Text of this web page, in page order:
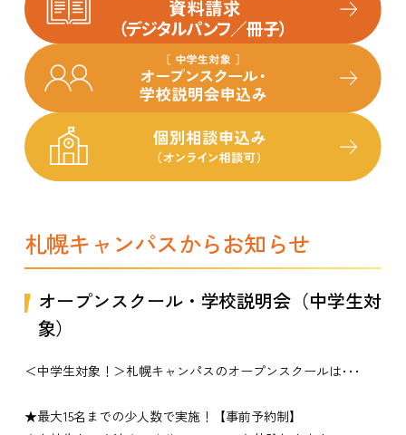
札幌キャンパスからお知らせ
オープンスクール・学校説明会（中学生対
象）
＜中学生対象！＞札幌キャンパスのオープンスクールは･･･
★最大15名までの少人数で実施！【事前予約制】